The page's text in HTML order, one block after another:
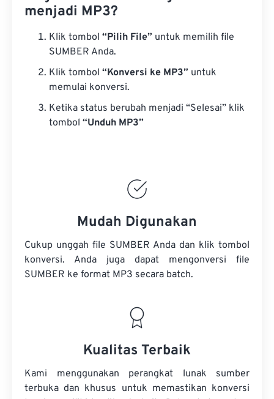
menjadi MP3?
Klik tombol “Pilih File” untuk memilih file
SUMBER Anda.
Klik tombol “Konversi ke MP3” untuk
memulai konversi.
Ketika status berubah menjadi “Selesai” klik
tombol “Unduh MP3”
Mudah Digunakan
Cukup unggah file SUMBER Anda dan klik tombol
konversi. Anda juga dapat mengonversi file
SUMBER ke format MP3 secara batch.
Kualitas Terbaik
Kami menggunakan perangkat lunak sumber
terbuka dan khusus untuk memastikan konversi